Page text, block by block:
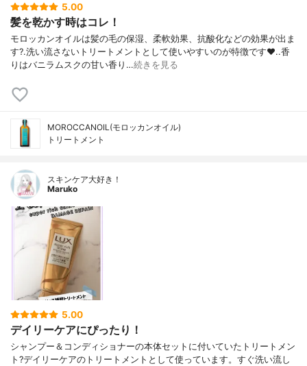
5.00
髪を乾かす時はコレ！
モロッカンオイルは髪の毛の保湿、柔軟効果、抗酸化などの効果が出ま
す?.洗い流さないトリートメントとして使いやすいのが特徴です❤️..香
りはバニラムスクの甘い香り…続きを見る
MOROCCANOIL(モロッカンオイル)
トリートメント
スキンケア大好き！
Maruko
5.00
デイリーケアにぴったり！
シャンプー＆コンディショナーの本体セットに付いていたトリートメン
ト?デイリーケアのトリートメントとして使っています。すぐ洗い流し